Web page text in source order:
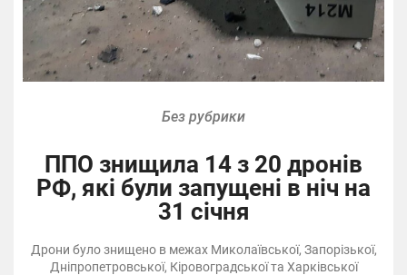
Без рубрики
ППО знищила 14 з 20 дронів
РФ, які були запущені в ніч на
31 січня
Дрони було знищено в межах Миколаївської, Запорізької,
Дніпропетровської, Кіровоградської та Харківської